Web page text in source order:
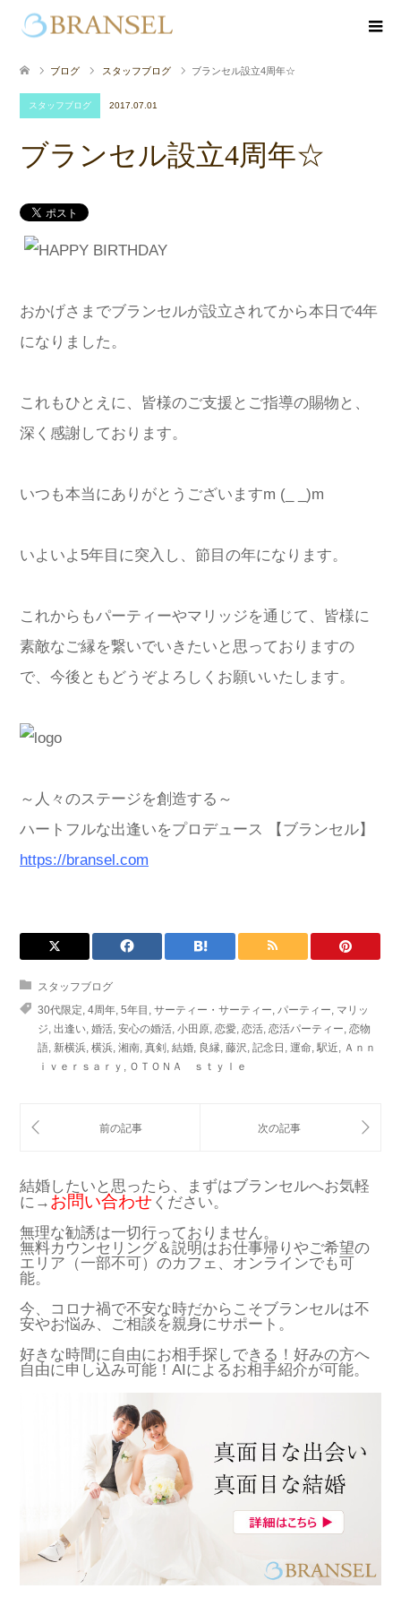
ブログ スタッフブログ ブランセル設立4周年☆
スタッフブログ 2017.07.01
ブランセル設立4周年☆
おかげさまでブランセルが設立されてから本日で4年
になりました。
これもひとえに、皆様のご支援とご指導の賜物と、
深く感謝しております。
いつも本当にありがとうございますm (_ _)m
いよいよ5年目に突入し、節目の年になります。
これからもパーティーやマリッジを通じて、皆様に
素敵なご縁を繋いでいきたいと思っておりますの
で、今後ともどうぞよろしくお願いいたします。
～人々のステージを創造する～
ハートフルな出逢いをプロデュース 【ブランセル】
https://bransel.com
スタッフブログ
30代限定, 4周年, 5年目 , サーティー・サーティー, パーティー, マリッ
ジ, 出逢い, 婚活, 安心の婚活, 小田原, 恋愛, 恋活, 恋活パーティー, 恋物
語, 新横浜, 横浜, 湘南, 真剣 , 結婚, 良縁, 藤沢, 記念日 , 運命, 駅近, Ａｎｎ
ｉｖｅｒｓａｒｙ , ＯＴＯＮＡ ｓｔｙｌｅ
結婚したいと思ったら、まずはブランセルへお気軽
に→ お問い合わせ ください。
無理な勧誘は一切行っておりません。
無料カウンセリング＆説明はお仕事帰りやご希望の
エリア（一部不可）のカフェ、オンラインでも可
能。
今、コロナ禍で不安な時だからこそブランセルは不
安やお悩み、ご相談を親身にサポート。
好きな時間に自由にお相手探しできる！好みの方へ
自由に申し込み可能！AIによるお相手紹介が可能。